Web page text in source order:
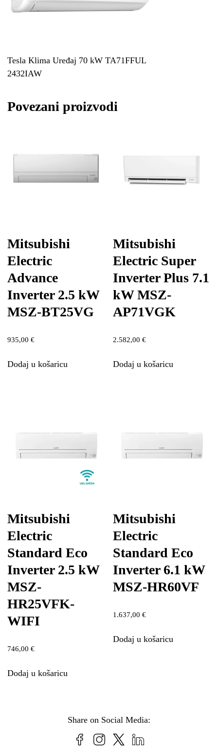
Tesla Klima Uređaj 70 kW TA71FFUL
2432IAW
Povezani proizvodi
Mitsubishi
Electric
Advance
Inverter 2.5 kW
MSZ-BT25VG
935,00 €
Dodaj u košaricu
Mitsubishi
Electric Super
Inverter Plus 7.1
kW MSZ-
AP71VGK
2.582,00€
Dodaj u košaricu
Mitsubishi
Electric
Standard Eco
Inverter 2.5 kW
MSZ-
HR25VFK-
WIFI
746,00 €
Dodaj u košaricu
Mitsubishi
Electric
Standard Eco
Inverter 6.1 kW
MSZ-HR60VF
1.637,00€
Dodaj u košaricu
Share on Social Media: